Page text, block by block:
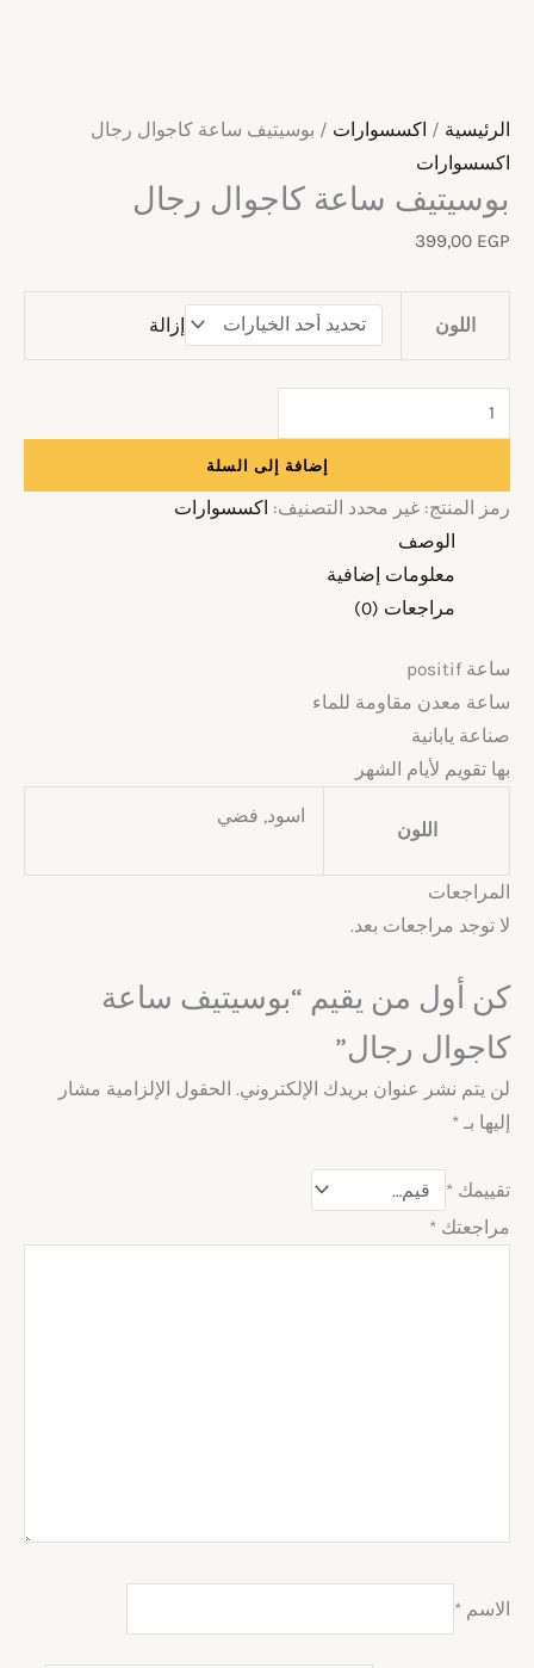
الرئيسية / اكسسوارات / بوسيتيف ساعة كاجوال رجال
اكسسوارات
بوسيتيف ساعة كاجوال رجال
399,00 EGP
اللون إزالة
إضافة إلى السلة
رمز المنتج: غير محدد التصنيف: اكسسوارات
الوصف
معلومات إضافية
مراجعات (0)
ساعة positif
ساعة معدن مقاومة للماء
صناعة يابانية
بها تقويم لأيام الشهر
اللون
اسود, فضي
المراجعات
لا توجد مراجعات بعد.
كن أول من يقيم “بوسيتيف ساعة
كاجوال رجال”
لن يتم نشر عنوان بريدك الإلكتروني. الحقول الإلزامية مشار
إليها بـ *
تقييمك *
مراجعتك *
الاسم *